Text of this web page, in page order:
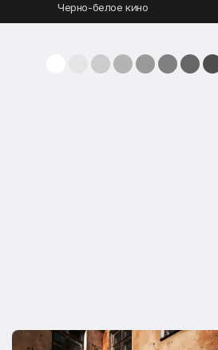
Черно-белое кино